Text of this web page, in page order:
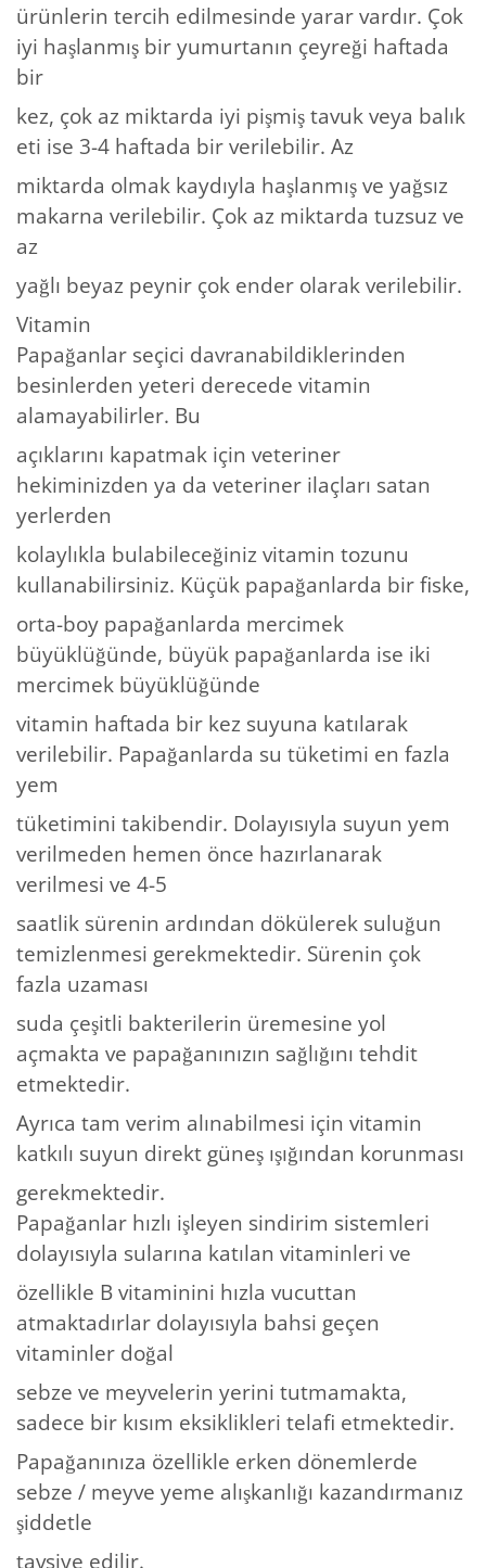
ürünlerin tercih edilmesinde yarar vardır. Çok
iyi haşlanmış bir yumurtanın çeyreği haftada
bir
kez, çok az miktarda iyi pişmiş tavuk veya balık
eti ise 3-4 haftada bir verilebilir. Az
miktarda olmak kaydıyla haşlanmış ve yağsız
makarna verilebilir. Çok az miktarda tuzsuz ve
az
yağlı beyaz peynir çok ender olarak verilebilir.
Vitamin
Papağanlar seçici davranabildiklerinden
besinlerden yeteri derecede vitamin
alamayabilirler. Bu
açıklarını kapatmak için veteriner
hekiminizden ya da veteriner ilaçları satan
yerlerden
kolaylıkla bulabileceğiniz vitamin tozunu
kullanabilirsiniz. Küçük papağanlarda bir fiske,
orta-boy papağanlarda mercimek
büyüklüğünde, büyük papağanlarda ise iki
mercimek büyüklüğünde
vitamin haftada bir kez suyuna katılarak
verilebilir. Papağanlarda su tüketimi en fazla
yem
tüketimini takibendir. Dolayısıyla suyun yem
verilmeden hemen önce hazırlanarak
verilmesi ve 4-5
saatlik sürenin ardından dökülerek suluğun
temizlenmesi gerekmektedir. Sürenin çok
fazla uzaması
suda çeşitli bakterilerin üremesine yol
açmakta ve papağanınızın sağlığını tehdit
etmektedir.
Ayrıca tam verim alınabilmesi için vitamin
katkılı suyun direkt güneş ışığından korunması
gerekmektedir.
Papağanlar hızlı işleyen sindirim sistemleri
dolayısıyla sularına katılan vitaminleri ve
özellikle B vitaminini hızla vucuttan
atmaktadırlar dolayısıyla bahsi geçen
vitaminler doğal
sebze ve meyvelerin yerini tutmamakta,
sadece bir kısım eksiklikleri telafi etmektedir.
Papağanınıza özellikle erken dönemlerde
sebze / meyve yeme alışkanlığı kazandırmanız
şiddetle
tavsiye edilir.